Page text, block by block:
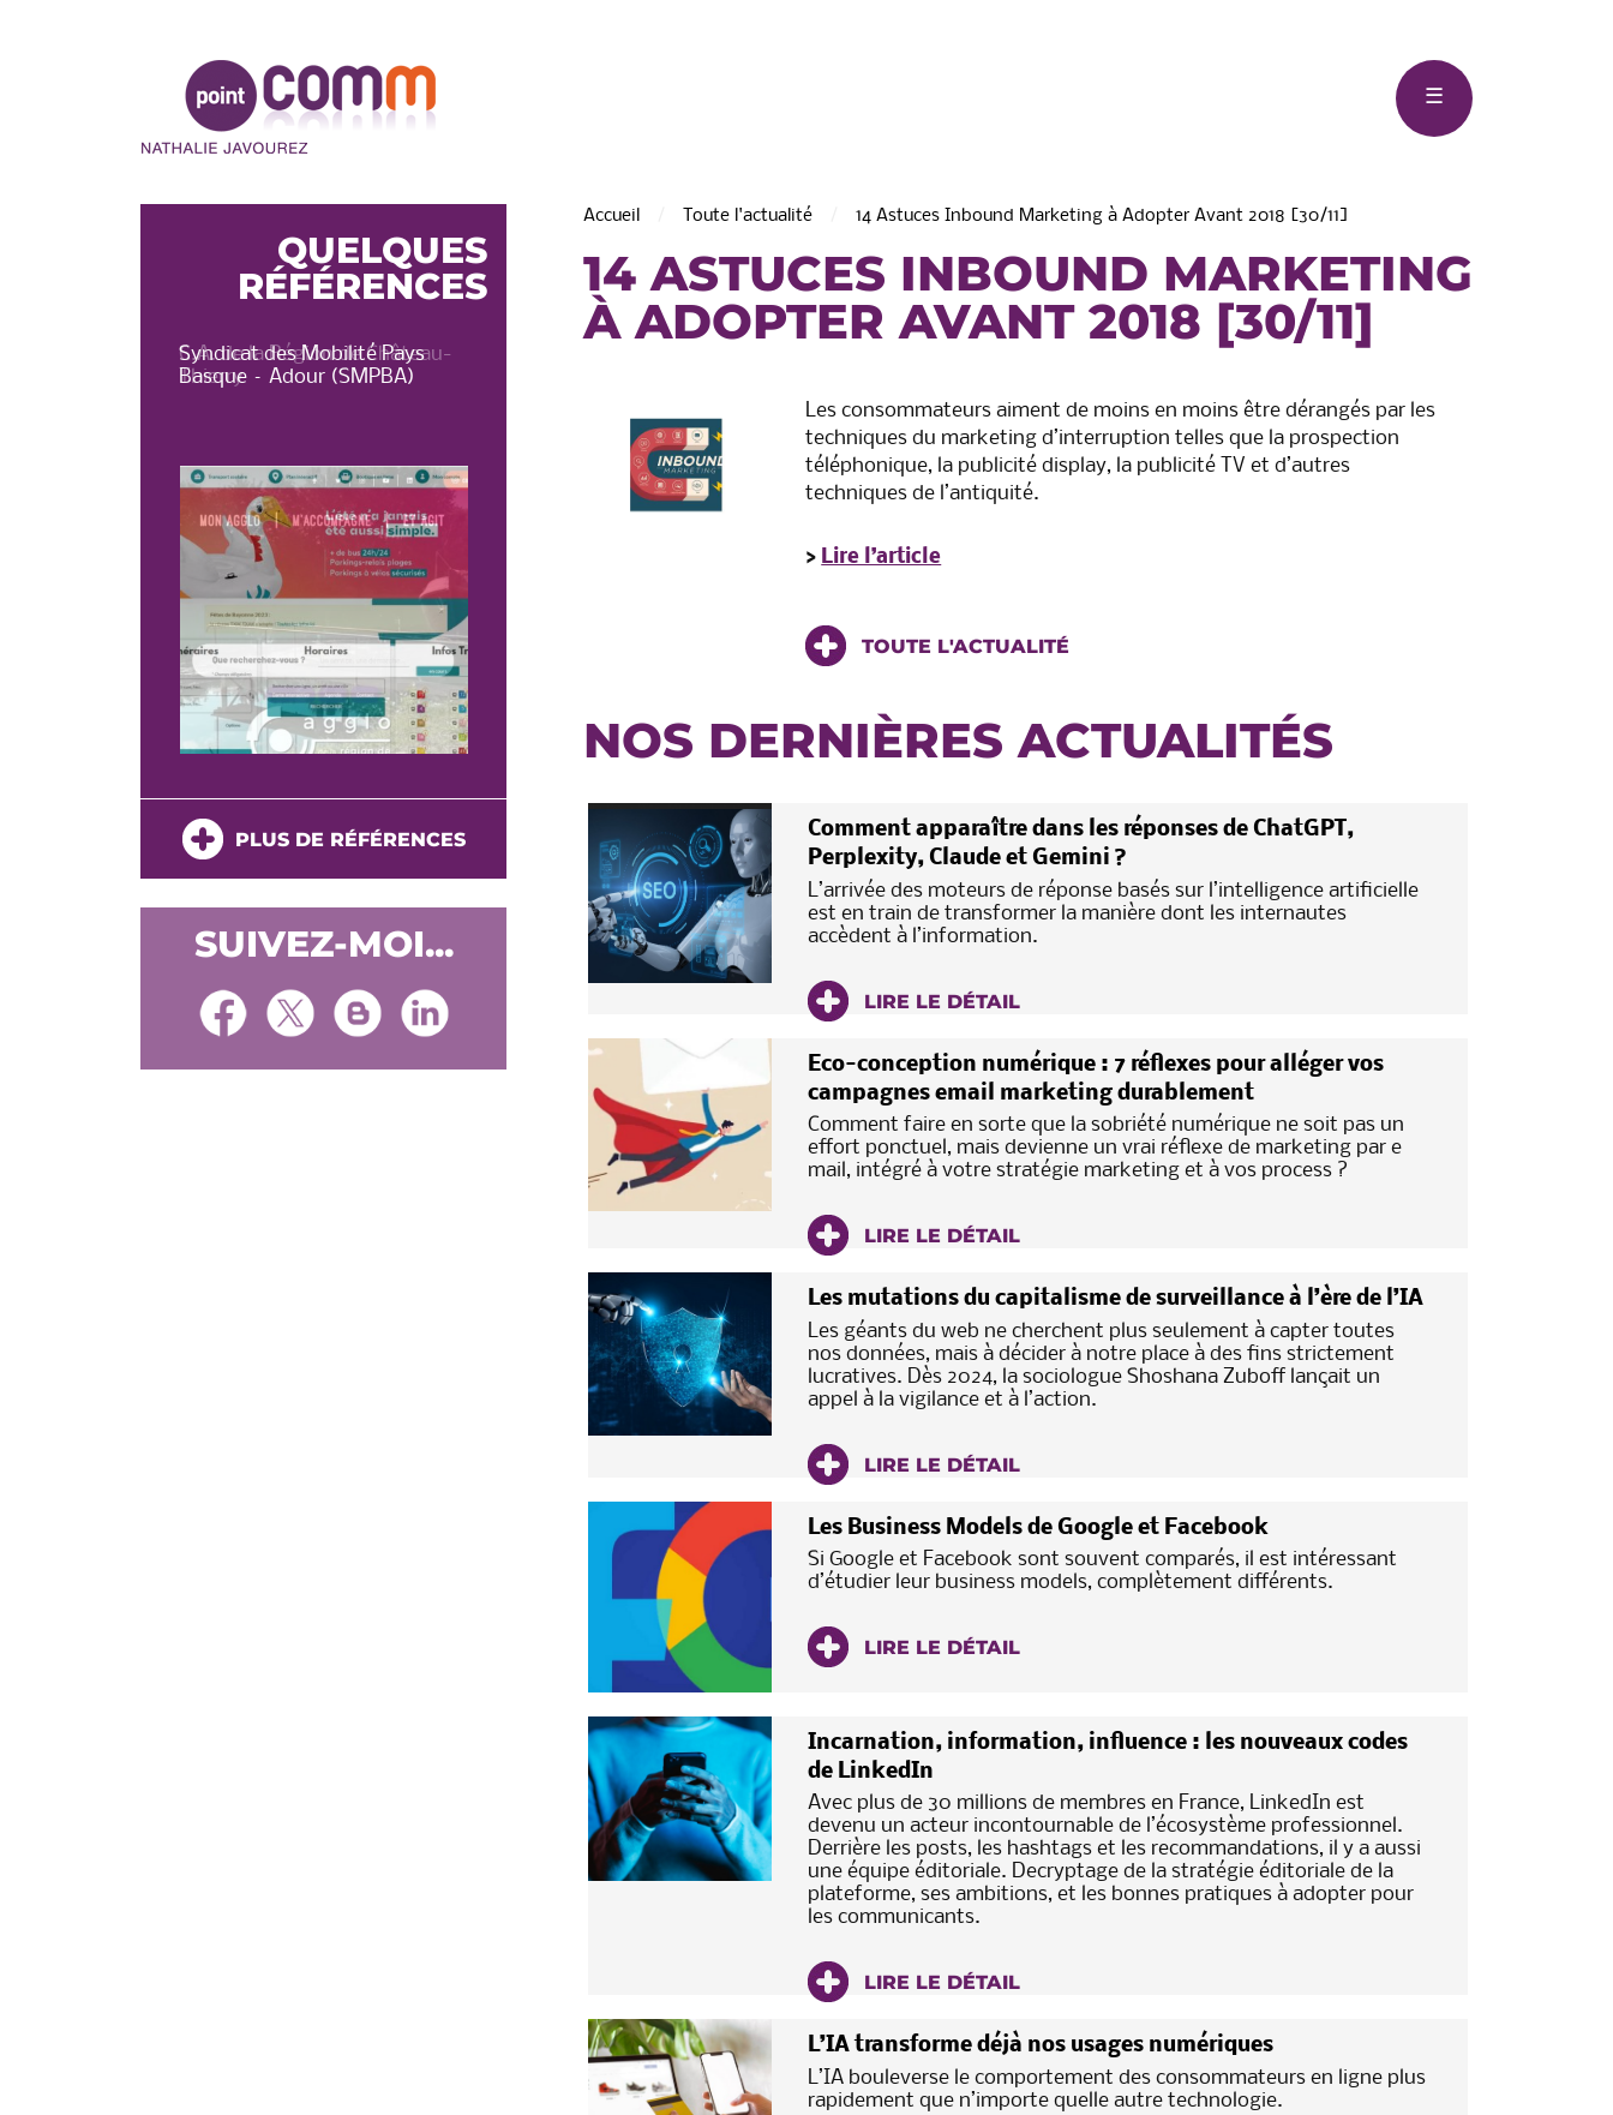
Point
Comm
☰
Accueil Toute l'actualité 14 Astuces Inbound Marketing à Adopter Avant 2018 [30/11]
14 ASTUCES INBOUND MARKETING
À ADOPTER AVANT 2018 [30/11]
Les consommateurs aiment de moins en moins être dérangés par les
techniques du marketing d’interruption telles que la prospection
téléphonique, la publicité display, la publicité TV et d’autres
techniques de l’antiquité.
> Lire l’article
TOUTE L'ACTUALITÉ
NOS DERNIÈRES ACTUALITÉS
Comment apparaître dans les réponses de ChatGPT,
Perplexity, Claude et Gemini ?
L’arrivée des moteurs de réponse basés sur l’intelligence artificielle
est en train de transformer la manière dont les internautes
accèdent à l’information.
LIRE LE DÉTAIL
Eco-conception numérique : 7 réflexes pour alléger vos
campagnes email marketing durablement
Comment faire en sorte que la sobriété numérique ne soit pas un
effort ponctuel, mais devienne un vrai réflexe de marketing par e
mail, intégré à votre stratégie marketing et à vos process ?
LIRE LE DÉTAIL
Les mutations du capitalisme de surveillance à l’ère de l’IA
Les géants du web ne cherchent plus seulement à capter toutes
nos données, mais à décider à notre place à des fins strictement
lucratives. Dès 2024, la sociologue Shoshana Zuboff lançait un
appel à la vigilance et à l’action.
LIRE LE DÉTAIL
Les Business Models de Google et Facebook
Si Google et Facebook sont souvent comparés, il est intéressant
d’étudier leur business models, complètement différents.
LIRE LE DÉTAIL
Incarnation, information, influence : les nouveaux codes
de LinkedIn
Avec plus de 30 millions de membres en France, LinkedIn est
devenu un acteur incontournable de l’écosystème professionnel.
Derrière les posts, les hashtags et les recommandations, il y a aussi
une équipe éditoriale. Decryptage de la stratégie éditoriale de la
plateforme, ses ambitions, et les bonnes pratiques à adopter pour
les communicants.
LIRE LE DÉTAIL
L’IA transforme déjà nos usages numériques
L’IA bouleverse le comportement des consommateurs en ligne plus
rapidement que n’importe quelle autre technologie.
QUELQUES
RÉFÉRENCES
Syndicat des Mobilité Pays
Basque – Adour (SMPBA)
Syndicat des Mobilité Pays
PLUS DE RÉFÉRENCES
SUIVEZ-MOI...